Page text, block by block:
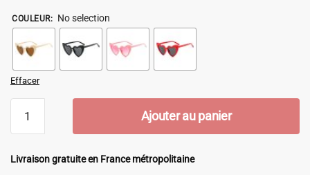
COULEUR: No selection
Effacer
Soleil
Ajouter au panier
Livraison gratuite en France métropolitaine